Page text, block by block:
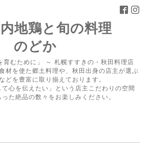
地鶏と旬の料理
のどか
育むために」 ～ 札幌すすきの・秋田料理店
材を使た郷土料理や、秋田出身の店主が選ぶ
どを豊富に取り揃えております。
て心を伝えたい」という店主こだわりの空間
た絶品の数々をお楽しみください。